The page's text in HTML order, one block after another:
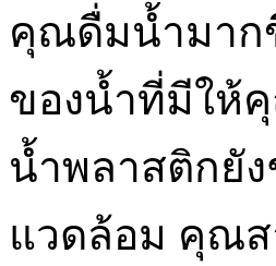
คุณดื่มน้ำมาก
ของน้ำที่มีให้
น้ำพลาสติกยั
แวดล้อม คุณส